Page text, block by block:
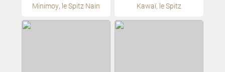
Minimoy, le Spitz Nain Kawaï, le Spitz